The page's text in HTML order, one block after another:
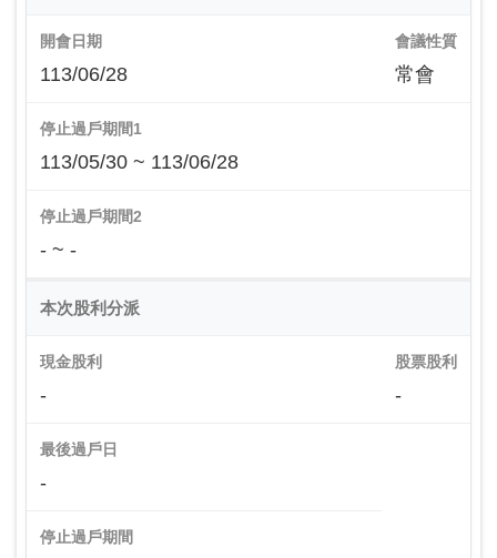
開會日期
113/06/28
會議性質
常會
停止過戶期間1
113/05/30 ~ 113/06/28
停止過戶期間2
- ~ -
本次股利分派
現金股利
-
股票股利
-
最後過戶日
-
停止過戶期間